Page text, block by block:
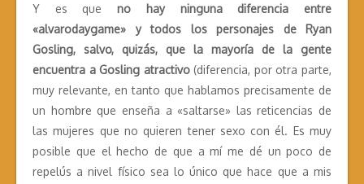
Y es queno hay ninguna diferencia entre
«alvarodaygame» y todos los personajes de Ryan
Gosling, salvo, quizás, que la mayoría de la gente
encuentra a Gosling atractivo(diferencia, por otra parte,
muy relevante, en tanto que hablamos precisamente de
un hombre que enseña a «saltarse» las reticencias de
las mujeres que no quieren tener sexo con él. Es muy
posible que el hecho de que a mí me dé un poco de
repelús a nivel físico sea lo único que hace que a mis